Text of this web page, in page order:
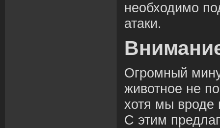
необходимо
атаки.
Огромный
животное не
хотя мы вроде
С этим